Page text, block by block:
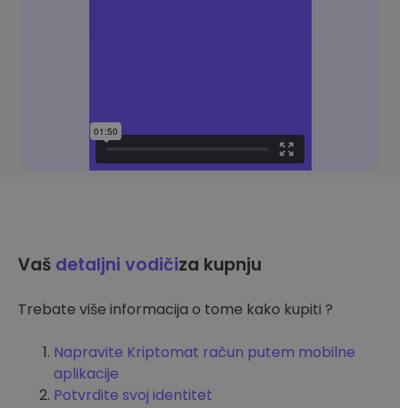
Vaš detaljni vodičiza kupnju
Trebate više informacija o tome kako kupiti ?
Napravite Kriptomat račun putem mobilne
aplikacije
Potvrdite svoj identitet